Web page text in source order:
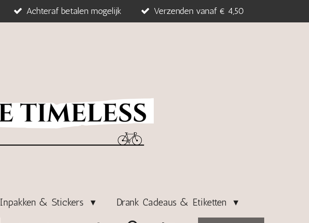
Achteraf betalen mogelijk Verzenden vanaf € 4,50
Inpakken & Stickers Drank Cadeaus & Etiketten